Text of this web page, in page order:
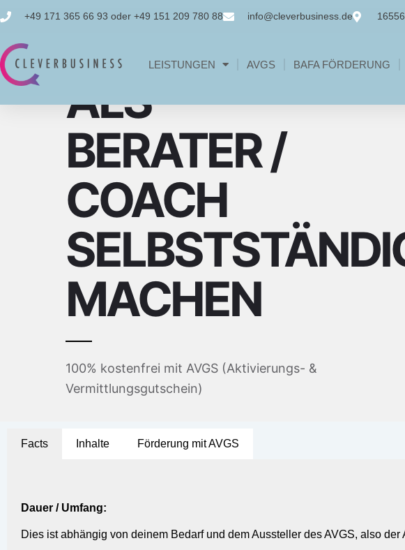
+49 171 365 66 93 oder +49 151 209 780 88 info@cleverbusiness.de
LEISTUNGEN AVGS BAFA FÖRDERUNG
GRÜNDERCOACHING
ALS
BERATER /
COACH
MACHEN
100% kostenfrei mit AVGS (Aktivierungs- &
Vermittlungsgutschein)
KOSTENFREIER ERSTTERMIN
Facts Inhalte Förderung mit AVGS
Dauer / Umfang:
Dies ist abhängig von deinem Bedarf und dem Aussteller des AVGS, also